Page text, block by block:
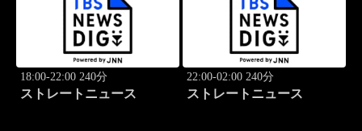
18:00-22:00 240分
ストレートニュース
22:00-02:00 240分
ストレートニュース